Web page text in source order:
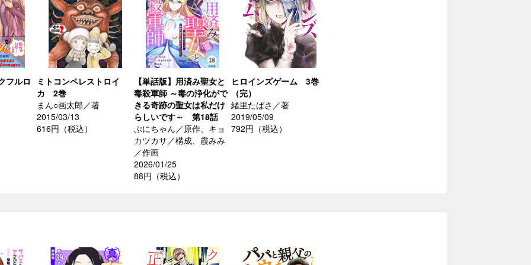
フルロ
ミトコンペレストロイ
カ 2巻
まん○画太郎／著
2015/03/13
616円（税込）
【単話版】用済み聖女と
毒殺軍師 ～毒の浄化がで
きる奇跡の聖女は私だけ
らしいです～ 第18話
ぷにちゃん／原作、キョ
カツカサ／構成、霞みみ
／作画
2026/01/25
88円（税込）
ヒロインズゲーム 3巻
（完）
緒里たばさ／著
2019/05/09
792円（税込）